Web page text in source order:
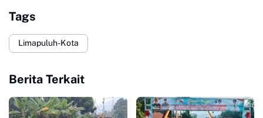
Tags
Limapuluh-Kota
Berita Terkait